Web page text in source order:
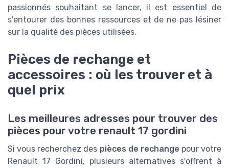
passionnés souhaitant se lancer, il est essentiel de
s'entourer des bonnes ressources et de ne pas lésiner
sur la qualité des pièces utilisées.
Pièces de rechange et
accessoires : où les trouver et à
quel prix
Les meilleures adresses pour trouver des
pièces pour votre renault 17 gordini
Si vous recherchez des pièces de rechange pour votre
Renault 17 Gordini, plusieurs alternatives s'offrent à